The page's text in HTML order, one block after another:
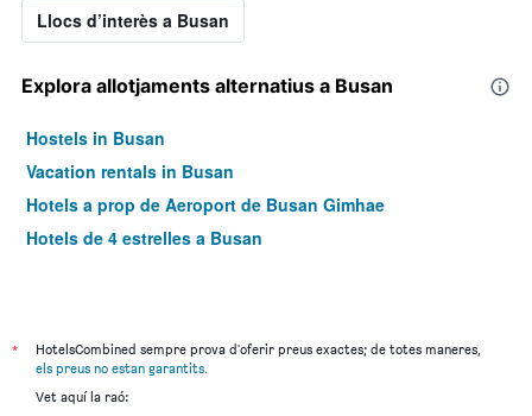
Llocs d’interès a Busan
Explora allotjaments alternatius a Busan
Hostels in Busan
Vacation rentals in Busan
Hotels a prop de Aeroport de Busan Gimhae
Hotels de 4 estrelles a Busan
*
HotelsCombined sempre prova d'oferir preus exactes; de totes maneres,
els preus no estan garantits.
Vet aquí la raó: